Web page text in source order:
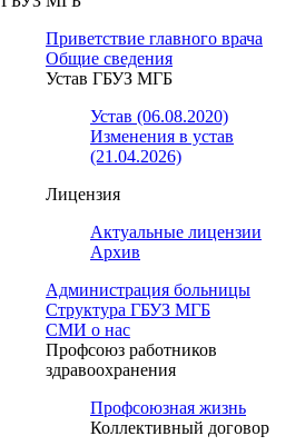
Приветствие главного врача
Общие сведения
Устав ГБУЗ МГБ
Устав (06.08.2020)
Изменения в устав
(21.04.2026)
Лицензия
Актуальные лицензии
Архив
Администрация больницы
Структура ГБУЗ МГБ
СМИ о нас
Профсоюз работников
здравоохранения
Профсоюзная жизнь
Коллективный договор